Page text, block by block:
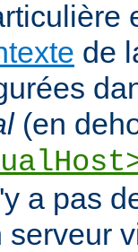
de
(en
a pas
serveur